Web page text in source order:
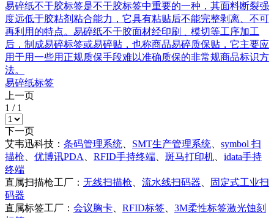
易碎纸不干胶标签是不干胶标签中重要的一种，其面料断裂强
度远低于胶粘剂粘合能力，它具有粘贴后不能完整剥离、不可
再利用的特点。易碎纸不干胶面材经印刷﹑模切等工序加工
后，制成易碎标签或易碎贴，也称商品易碎质保贴，它主要应
用于用一些用正规质保手段难以准确质保的非常规商品标识方
法。
易碎纸标签
上一页
1 / 1
下一页
艾韦迅科技： 条码管理系统 SMT生产管理系统
symbol 扫
描枪
优博讯PDA RFID手持终端 斑马打印机
idata手持
终端
直属扫描枪工厂： 无线扫描枪 流水线扫码器
固定式工业扫
码器
直属标签工厂： 会议胸卡 RFID标签
3M柔性标签激光蚀刻